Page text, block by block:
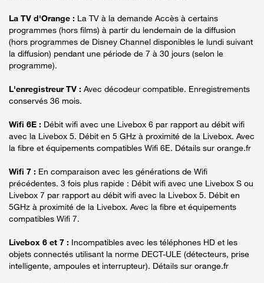
La TV d'Orange : La TV à la demande Accès à certains
programmes (hors films) à partir du lendemain de la diffusion
(hors programmes de Disney Channel disponibles le lundi suivant
la diffusion) pendant une période de 7 à 30 jours (selon le
programme).
L'enregistreur TV : Avec décodeur compatible. Enregistrements
conservés 36 mois.
Wifi 6E : Débit wifi avec une Livebox 6 par rapport au débit wifi
avec la Livebox 5. Débit en 5 GHz à proximité de la Livebox. Avec
la fibre et équipements compatibles Wifi 6E. Détails sur orange.fr
Wifi 7 : En comparaison avec les générations de Wifi
précédentes. 3 fois plus rapide : Débit wifi avec une Livebox S ou
Livebox 7 par rapport au débit wifi avec la Livebox 5. Débit en
5GHz à proximité de la Livebox. Avec la fibre et équipements
compatibles Wifi 7.
Livebox 6 et 7 : Incompatibles avec les téléphones HD et les
objets connectés utilisant la norme DECT-ULE (détecteurs, prise
intelligente, ampoules et interrupteur). Détails sur orange.fr